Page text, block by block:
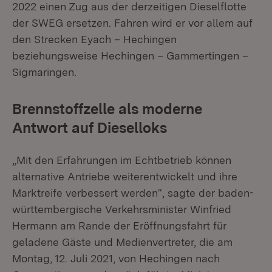
2022 einen Zug aus der derzeitigen Dieselflotte
der SWEG ersetzen. Fahren wird er vor allem auf
den Strecken Eyach – Hechingen
beziehungsweise Hechingen – Gammertingen –
Sigmaringen.
Brennstoffzelle als moderne
Antwort auf Dieselloks
„Mit den Erfahrungen im Echtbetrieb können
alternative Antriebe weiterentwickelt und ihre
Marktreife verbessert werden“, sagte der baden-
württembergische Verkehrsminister Winfried
Hermann am Rande der Eröffnungsfahrt für
geladene Gäste und Medienvertreter, die am
Montag, 12. Juli 2021, von Hechingen nach